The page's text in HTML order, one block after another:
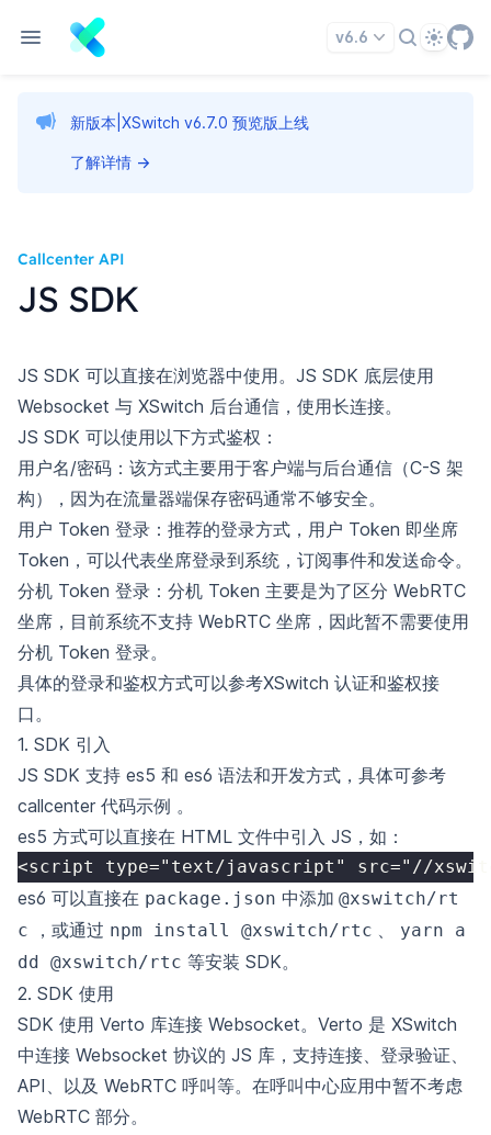
v6.6 Theme
新版本|XSwitch v6.7.0 预览版上线
了解详情 →
Callcenter API
JS SDK
JS SDK 可以直接在浏览器中使用。JS SDK 底层使用
Websocket 与 XSwitch 后台通信，使用长连接。
JS SDK 可以使用以下方式鉴权：
用户名/密码：该方式主要用于客户端与后台通信（C-S 架
构），因为在流量器端保存密码通常不够安全。
用户 Token 登录：推荐的登录方式，用户 Token 即坐席
Token，可以代表坐席登录到系统，订阅事件和发送命令。
分机 Token 登录：分机 Token 主要是为了区分 WebRTC
坐席，目前系统不支持 WebRTC 坐席，因此暂不需要使用
分机 Token 登录。
具体的登录和鉴权方式可以参考XSwitch 认证和鉴权接
口。
1. SDK 引入
JS SDK 支持 es5 和 es6 语法和开发方式，具体可参考
callcenter 代码示例 。
es5 方式可以直接在 HTML 文件中引入 JS，如：
<script type="text/javascript" src="//
es6 可以直接在 package.json 中添加 @xswitch/rt
c
，或通过 npm install @xswitch/rtc 、
yarn a
dd @xswitch/rtc 等安装 SDK。
2. SDK 使用
SDK 使用 Verto 库连接 Websocket。Verto 是 XSwitch
中连接 Websocket 协议的 JS 库，支持连接、登录验证、
API、以及 WebRTC 呼叫等。在呼叫中心应用中暂不考虑
WebRTC 部分。